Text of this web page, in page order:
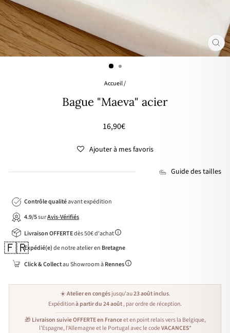
Accueil/
Bague "Maeva" acier
Prix
16,90€
Ajouter à mes favoris
Guide des tailles
Contrôle qualitéavant expédition
4.9/5surAvis-Vérifiés
Livraison OFFERTEdès 50€ d'achat
🇫🇷Expédié(e)de notre atelier en Bretagne
Click & Collectau Showroom àRennes
☀️Atelier en congésjusqu'au23 août inclus.
Expéditionà partir du 24 août, par ordre de réception.
🎁 Livraison suivie OFFERTE en Franceet en point relais vers la Belgique,
l'Espagne, l'Allemagne et le Portugal avec le codeVACANCES*